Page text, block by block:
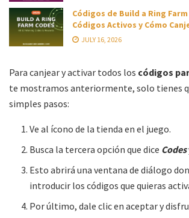
Códigos de Build a Ring Farm
Códigos Activos y Cómo
JULY 16, 2026
Para canjear y activar todos los códigos
te mostramos anteriormente, solo tienes
simples pasos:
Ve al ícono de la tienda en el juego.
Busca la tercera opción que dice Codes
Esto abrirá una ventana de diálogo
introducir los códigos que quieras
Por último, dale clic en aceptar y